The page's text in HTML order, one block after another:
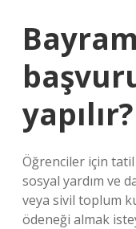
yapılır?
Öğrenciler için
sosyal yardım ve
veya sivil toplum
ödeneği almak